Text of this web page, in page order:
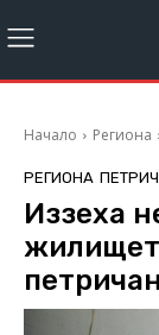
Начало Региона
РЕГИОНА ПЕТРИЧ
Иззеха